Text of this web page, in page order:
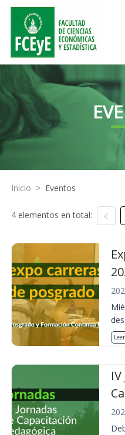
Inicio > Eventos
4 elementos en total: